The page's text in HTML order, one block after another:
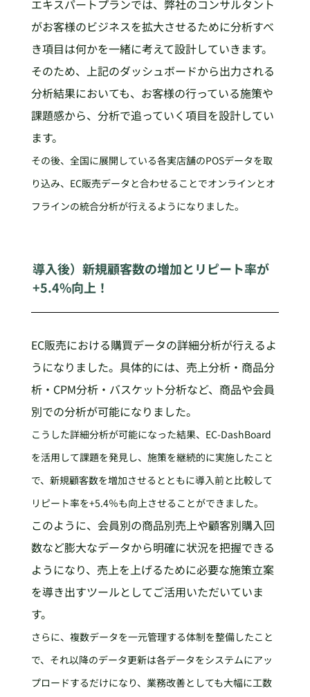
エキスパートプランでは、弊社のコンサルタント
がお客様のビジネスを拡大させるために分析すべ
き項目は何かを一緒に考えて設計していきます。
そのため、上記のダッシュボードから出力される
分析結果においても、お客様の行っている施策や
課題感から、分析で追っていく項目を設計してい
ます。
その後、全国に展開している各実店舗のPOSデータを取
り込み、EC販売データと合わせることでオンラインとオ
フラインの統合分析が行えるようになりました。
導入後）新規顧客数の増加とリピート率が
+5.4%向上！
EC販売における購買データの詳細分析が行えるよ
うになりました。具体的には、売上分析・商品分
析・CPM分析・バスケット分析など、商品や会員
別での分析が可能になりました。
こうした詳細分析が可能になった結果、EC-DashBoard
を活用して課題を発見し、施策を継続的に実施したこと
で、新規顧客数を増加させるとともに導入前と比較して
リピート率を+5.4％も向上させることができました。
このように、会員別の商品別売上や顧客別購入回
数など膨大なデータから明確に状況を把握できる
ようになり、売上を上げるために必要な施策立案
を導き出すツールとしてご活用いただいていま
す。
さらに、複数データを一元管理する体制を整備したこと
で、それ以降のデータ更新は各データをシステムにアッ
プロードするだけになり、業務改善としても大幅に工数